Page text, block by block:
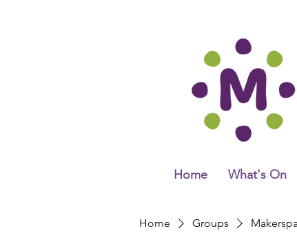
Home What's On
Home Groups